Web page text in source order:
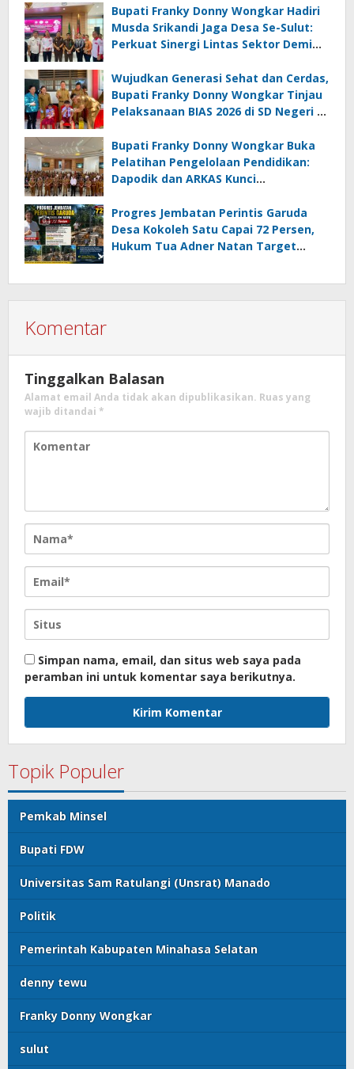
Terdampak
Bupati Franky Donny Wongkar Hadiri
Musda Srikandi Jaga Desa Se-Sulut:
Perkuat Sinergi Lintas Sektor Demi
Wujudkan Generasi Sehat dan Cerdas,
Bupati Franky Donny Wongkar Tinjau
Pelaksanaan BIAS 2026 di SD Negeri 2
Bupati Franky Donny Wongkar Buka
Pelatihan Pengelolaan Pendidikan:
Dapodik dan ARKAS Kunci
Minahasa Selatan
Progres Jembatan Perintis Garuda
Desa Kokoleh Satu Capai 72 Persen,
Hukum Tua Adner Natan Target
Komentar
Tinggalkan Balasan
Alamat email Anda tidak akan dipublikasikan. Ruas yang
wajib ditandai *
Simpan nama, email, dan situs web saya pada
peramban ini untuk komentar saya berikutnya.
Topik Populer
Pemkab Minsel
Bupati FDW
Universitas Sam Ratulangi (Unsrat) Manado
Politik
Pemerintah Kabupaten Minahasa Selatan
denny tewu
Franky Donny Wongkar
sulut